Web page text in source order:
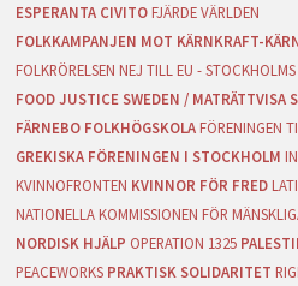
ESPERANTA CIVITO FJÄRDE VÄRLDEN
FOLKKAMPANJEN MOT KÄRNKRAFT-
FOLKRÖRELSEN NEJ TILL EU -
FOOD JUSTICE SWEDEN / MATRÄTTVISA
FÄRNEBO FOLKHÖGSKOLA FÖRENINGEN
GREKISKA FÖRENINGEN I STOCKHOLM
KVINNOFRONTEN KVINNOR FÖR FRED
NATIONELLA KOMMISSIONEN FÖR
NORDISK HJÄLP OPERATION 1325
PEACEWORKS PRAKTISK SOLIDARITET